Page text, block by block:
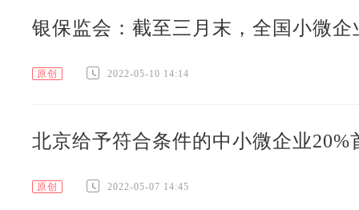
银保监会：截至三月末，全国小微
原创 2022-05-10 14:14
北京给予符合条件的中小微企业20%
原创 2022-05-07 14:45